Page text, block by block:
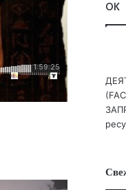
OK